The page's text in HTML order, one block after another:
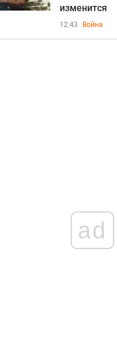
изменится
12:43 Война
ad